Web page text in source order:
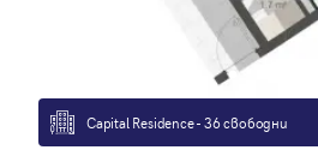
Capital Residence - 36 свободни